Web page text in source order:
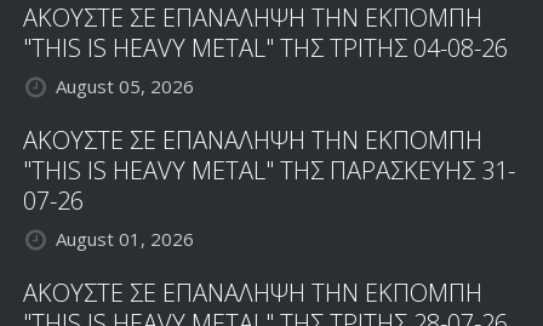
ΑΚΟΥΣΤΕ ΣΕ ΕΠΑΝΑΛΗΨΗ ΤΗΝ ΕΚΠΟΜΠΗ
"THIS IS HEAVY METAL" ΤΗΣ ΤΡΙΤΗΣ 04-08-26
August 05, 2026
ΑΚΟΥΣΤΕ ΣΕ ΕΠΑΝΑΛΗΨΗ ΤΗΝ ΕΚΠΟΜΠΗ
"THIS IS HEAVY METAL" ΤΗΣ ΠΑΡΑΣΚΕΥΗΣ 31-
07-26
August 01, 2026
ΑΚΟΥΣΤΕ ΣΕ ΕΠΑΝΑΛΗΨΗ ΤΗΝ ΕΚΠΟΜΠΗ